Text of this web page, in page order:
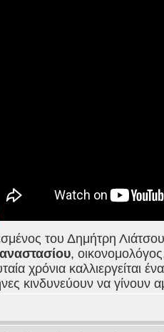
του Δημήτρη
,
χρόνια καλλιεργείται
κινδυνεύουν να γίνουν